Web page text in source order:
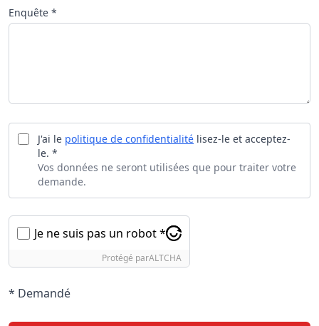
Enquête *
J'ai le politique de confidentialité lisez-le et acceptez-
le. *
Vos données ne seront utilisées que pour traiter votre
demande.
Je ne suis pas un robot *
Protégé parALTCHA
* Demandé